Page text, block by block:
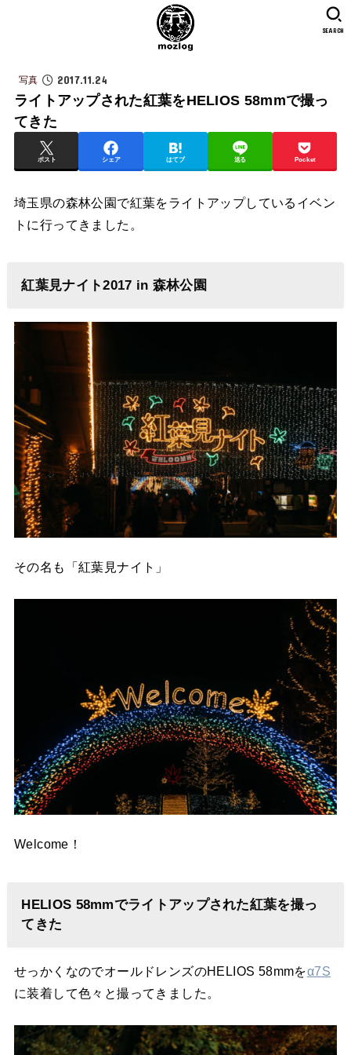
SEARCH
写真 2017.11.24
ライトアップされた紅葉をHELIOS 58mmで撮っ
てきた
ポスト シェア はてブ 送る Pocket
埼玉県の森林公園で紅葉をライトアップしているイベン
トに行ってきました。
紅葉見ナイト2017 in 森林公園
その名も「紅葉見ナイト」
Welcome！
HELIOS 58mmでライトアップされた紅葉を撮っ
てきた
せっかくなのでオールドレンズのHELIOS 58mmをα7S
に装着して色々と撮ってきました。